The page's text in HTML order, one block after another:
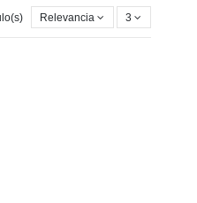
Relevancia 3